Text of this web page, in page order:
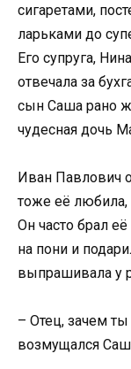
сигаретами,
ларьками до
Его супруга,
отвечала за
сын Саша рано
чудесная дочь
Иван Павлович
тоже её
Он часто брал её
на пони и
выпрашивала у
– Отец, зачем
возмущался